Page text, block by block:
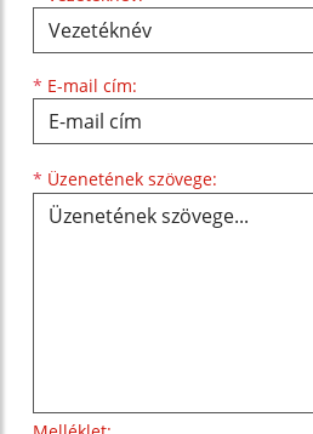
* E-mail cím:
* Üzenetének szövege: